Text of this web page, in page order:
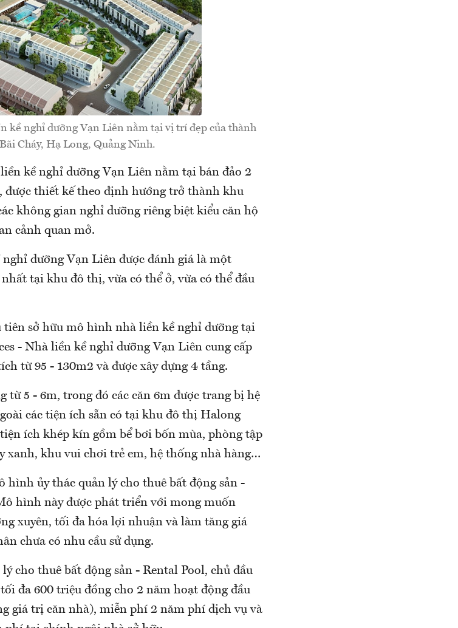
kề nghỉ dưỡng Vạn Liên nằm tại vị trí đẹp của thành
Cháy, Hạ Long, Quảng Ninh.
kề nghỉ dưỡng Vạn Liên nằm tại bán đảo 2
thiết kế theo định hướng trở thành khu
không gian nghỉ dưỡng riêng biệt kiểu căn hộ
cảnh quan mở.
nghỉ dưỡng Vạn Liên được đánh giá là một
tại khu đô thị, vừa có thể ở, vừa có thể đầu
sở hữu mô hình nhà liền kề nghỉ dưỡng tại
- Nhà liền kề nghỉ dưỡng Vạn Liên cung cấp
từ 95 - 130m2 và được xây dựng 4 tầng.
từ 5 - 6m, trong đó các căn 6m được trang bị hệ
các tiện ích sẵn có tại khu đô thị Halong
ích khép kín gồm bể bơi bốn mùa, phòng tập
xanh, khu vui chơi trẻ em, hệ thống nhà hàng…
hình ủy thác quản lý cho thuê bất động sản -
hình này được phát triển với mong muốn
xuyên, tối đa hóa lợi nhuận và làm tăng giá
chưa có nhu cầu sử dụng.
cho thuê bất động sản - Rental Pool, chủ đầu
đa 600 triệu đồng cho 2 năm hoạt động đầu
giá trị căn nhà), miễn phí 2 năm phí dịch vụ và